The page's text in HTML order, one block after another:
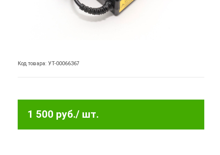
Код товара: УТ-00066367
1 500 руб./ шт.